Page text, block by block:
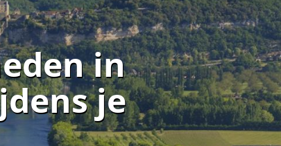
in
je